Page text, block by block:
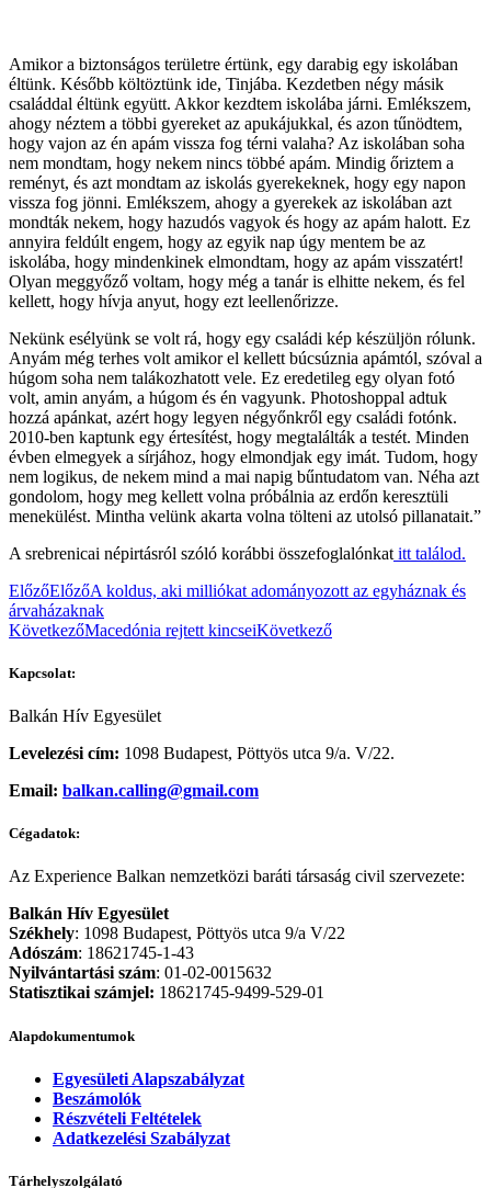
Amikor a biztonságos területre értünk, egy darabig egy iskolában
éltünk. Később költöztünk ide, Tinjába. Kezdetben négy másik
családdal éltünk együtt. Akkor kezdtem iskolába járni. Emlékszem,
ahogy néztem a többi gyereket az apukájukkal, és azon tűnödtem,
hogy vajon az én apám vissza fog térni valaha? Az iskolában soha
nem mondtam, hogy nekem nincs többé apám. Mindig őriztem a
reményt, és azt mondtam az iskolás gyerekeknek, hogy egy napon
vissza fog jönni. Emlékszem, ahogy a gyerekek az iskolában azt
mondták nekem, hogy hazudós vagyok és hogy az apám halott. Ez
annyira feldúlt engem, hogy az egyik nap úgy mentem be az
iskolába, hogy mindenkinek elmondtam, hogy az apám visszatért!
Olyan meggyőző voltam, hogy még a tanár is elhitte nekem, és fel
kellett, hogy hívja anyut, hogy ezt leellenőrizze.
Nekünk esélyünk se volt rá, hogy egy családi kép készüljön rólunk.
Anyám még terhes volt amikor el kellett búcsúznia apámtól, szóval a
húgom soha nem talákozhatott vele. Ez eredetileg egy olyan fotó
volt, amin anyám, a húgom és én vagyunk. Photoshoppal adtuk
hozzá apánkat, azért hogy legyen négyőnkről egy családi fotónk.
2010-ben kaptunk egy értesítést, hogy megtalálták a testét. Minden
évben elmegyek a sírjához, hogy elmondjak egy imát. Tudom, hogy
nem logikus, de nekem mind a mai napig bűntudatom van. Néha azt
gondolom, hogy meg kellett volna próbálnia az erdőn keresztüli
menekülést. Mintha velünk akarta volna tölteni az utolsó pillanatait.”
A srebrenicai népirtásról szóló korábbi összefoglalónkat itt találod.
ElőzőElőzőA koldus, aki milliókat adományozott az egyháznak és
árvaházaknak
KövetkezőMacedónia rejtett kincseiKövetkező
Kapcsolat:
Balkán Hív Egyesület
Levelezési cím: 1098 Budapest, Pöttyös utca 9/a. V/22.
Email: balkan.calling@gmail.com
Cégadatok:
Az Experience Balkan nemzetközi baráti társaság civil szervezete:
Balkán Hív Egyesület
Székhely: 1098 Budapest, Pöttyös utca 9/a V/22
Adószám: 18621745-1-43
Nyilvántartási szám: 01-02-0015632
Statisztikai számjel: 18621745-9499-529-01
Alapdokumentumok
Egyesületi Alapszabályzat
Beszámolók
Részvételi Feltételek
Adatkezelési Szabályzat
Tárhelyszolgálató